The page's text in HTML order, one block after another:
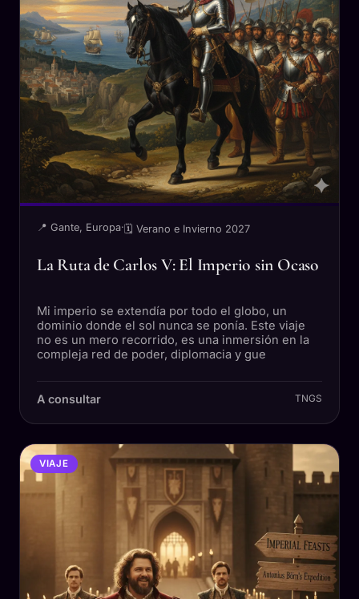
📍 Gante, Europa· 🗓 Verano e Invierno 2027
La Ruta de Carlos V: El Imperio sin Ocaso
Mi imperio se extendía por todo el globo, un
dominio donde el sol nunca se ponía. Este viaje
no es un mero recorrido, es una inmersión en la
compleja red de poder, diplomacia y gue
A consultar TNGS
VIAJE